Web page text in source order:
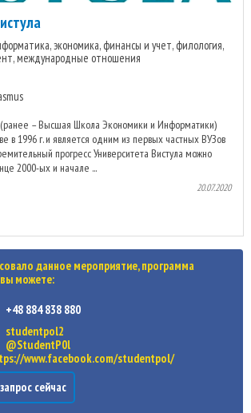
экономика, финансы и учет, филология,
международные отношения
(ранее – Высшая Школа Экономики и Информатики)
в 1996 г. и является одним из первых частных ВУЗов
прогресс Университета Вистула можно
2000-ых и начале ...
20.07.2020
данное мероприятие, программа
вы можете:
+48 884 838 880
studentpol2
@StudentP0l
www.facebook.com/studentpol/
сейчас